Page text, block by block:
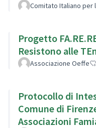
Comitato Italiano per
Progetto FA.RE.RE.TE Famiglie
Resistono alle
Associazione Oeffe
Protocollo di
Comune di
Associazioni